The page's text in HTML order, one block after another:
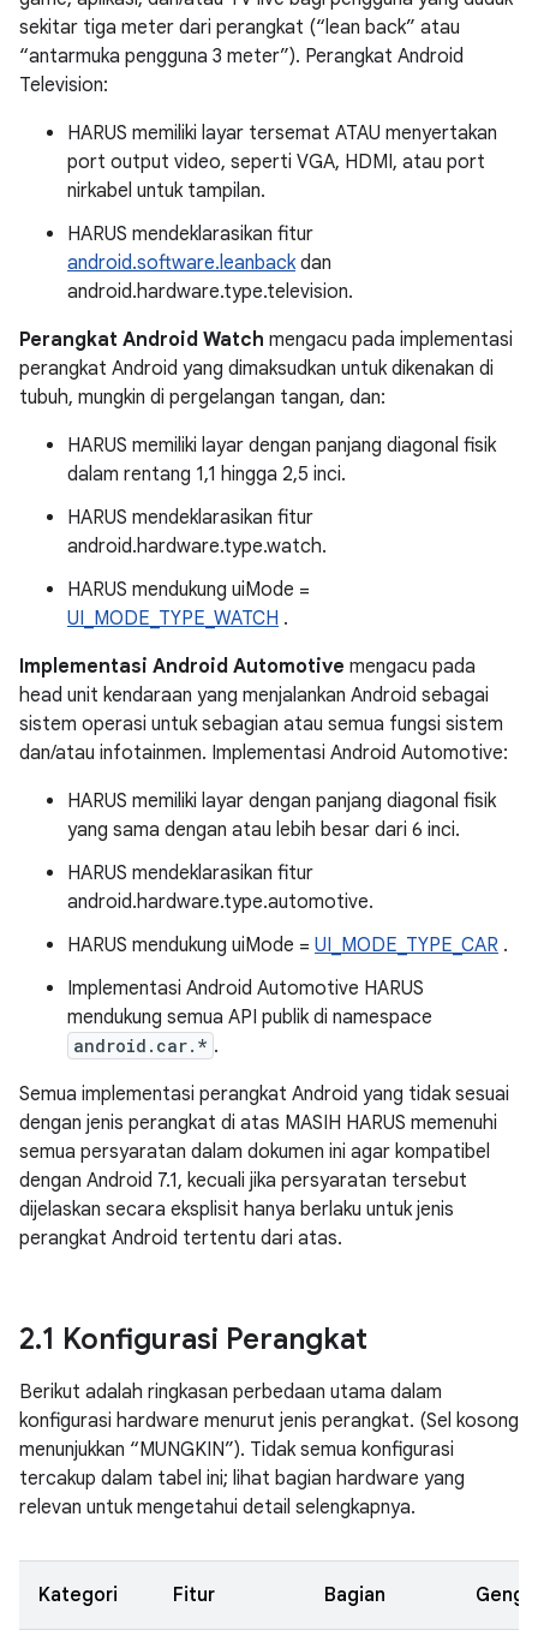
sekitar tiga meter dari perangkat (“lean back” atau
“antarmuka pengguna 3 meter”). Perangkat Android
Television:
HARUS memiliki layar tersemat ATAU menyertakan
port output video, seperti VGA, HDMI, atau port
nirkabel untuk tampilan.
HARUS mendeklarasikan fitur
android.software.leanbackdan
android.hardware.type.television.
Perangkat Android Watch mengacu pada implementasi
perangkat Android yang dimaksudkan untuk dikenakan di
tubuh, mungkin di pergelangan tangan, dan:
HARUS memiliki layar dengan panjang diagonal fisik
dalam rentang 1,1 hingga 2,5 inci.
HARUS mendeklarasikan fitur
android.hardware.type.watch.
HARUS mendukung uiMode =
UI_MODE_TYPE_WATCH .
Implementasi Android Automotive mengacu pada
head unit kendaraan yang menjalankan Android sebagai
sistem operasi untuk sebagian atau semua fungsi sistem
dan/atau infotainmen. Implementasi Android Automotive:
HARUS memiliki layar dengan panjang diagonal fisik
yang sama dengan atau lebih besar dari 6 inci.
HARUS mendeklarasikan fitur
android.hardware.type.automotive.
HARUS mendukung uiMode = UI_MODE_TYPE_CAR .
Implementasi Android Automotive HARUS
mendukung semua API publik di namespace
android.car.* .
Semua implementasi perangkat Android yang tidak sesuai
dengan jenis perangkat di atas MASIH HARUS memenuhi
semua persyaratan dalam dokumen ini agar kompatibel
dengan Android 7.1, kecuali jika persyaratan tersebut
dijelaskan secara eksplisit hanya berlaku untuk jenis
perangkat Android tertentu dari atas.
2.1 Konfigurasi Perangkat
Berikut adalah ringkasan perbedaan utama dalam
konfigurasi hardware menurut jenis perangkat. (Sel kosong
menunjukkan “MUNGKIN”). Tidak semua konfigurasi
tercakup dalam tabel ini; lihat bagian hardware yang
relevan untuk mengetahui detail selengkapnya.
Kategori Fitur Bagian